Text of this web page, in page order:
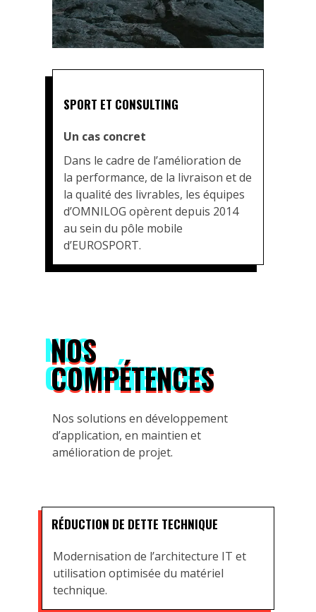
SPORT ET CONSULTING
Un cas concret
Dans le cadre de l’amélioration de
la performance, de la livraison et de
la qualité des livrables, les équipes
d’OMNILOG opèrent depuis 2014
au sein du pôle mobile
d’EUROSPORT.
NOS
COMPÉTENCES
Nos solutions en développement
d’application, en maintien et
amélioration de projet.
RÉDUCTION DE DETTE TECHNIQUE
Modernisation de l’architecture IT et
utilisation optimisée du matériel
technique.